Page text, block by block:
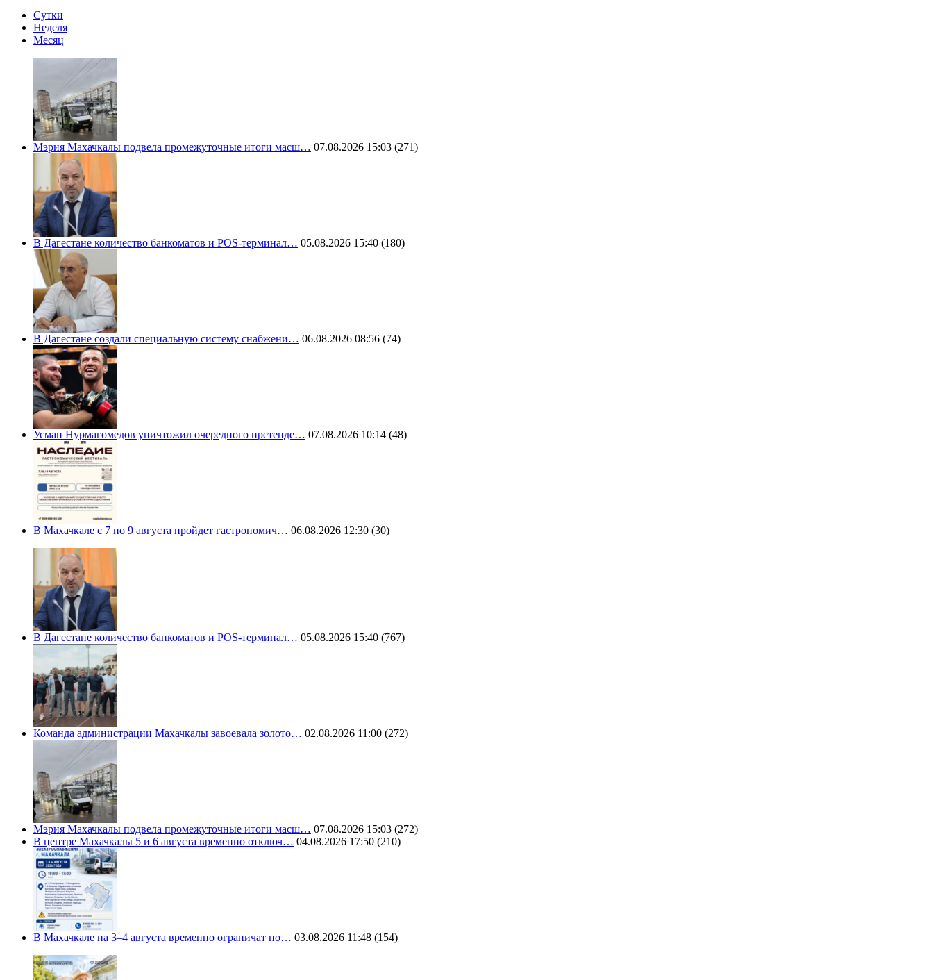
Сутки
Неделя
Месяц
Мэрия Махачкалы подвела промежуточные итоги масш… 07.08.2026 15:03 (271)
В Дагестане количество банкоматов и POS-терминал… 05.08.2026 15:40 (180)
В Дагестане создали специальную систему снабжени… 06.08.2026 08:56 (74)
Усман Нурмагомедов уничтожил очередного претенде… 07.08.2026 10:14 (48)
В Махачкале с 7 по 9 августа пройдет гастрономич… 06.08.2026 12:30 (30)
В Дагестане количество банкоматов и POS-терминал… 05.08.2026 15:40 (767)
Команда администрации Махачкалы завоевала золото… 02.08.2026 11:00 (272)
Мэрия Махачкалы подвела промежуточные итоги масш… 07.08.2026 15:03 (272)
В центре Махачкалы 5 и 6 августа временно отключ… 04.08.2026 17:50 (210)
В Махачкале на 3–4 августа временно ограничат по… 03.08.2026 11:48 (154)